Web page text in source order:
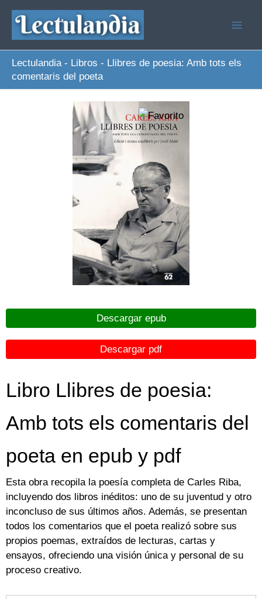
contenido
Lectulandia- Libros - Llibres de poesia: Amb tots els
comentaris del poeta
Descargar epub
Descargar pdf
Libro Llibres de poesia:
Amb tots els comentaris del
poeta en epub y pdf
Esta obra recopila la poesía completa de Carles Riba,
incluyendo dos libros inéditos: uno de su juventud y otro
inconcluso de sus últimos años. Además, se presentan
todos los comentarios que el poeta realizó sobre sus
propios poemas, extraídos de lecturas, cartas y
ensayos, ofreciendo una visión única y personal de su
proceso creativo.